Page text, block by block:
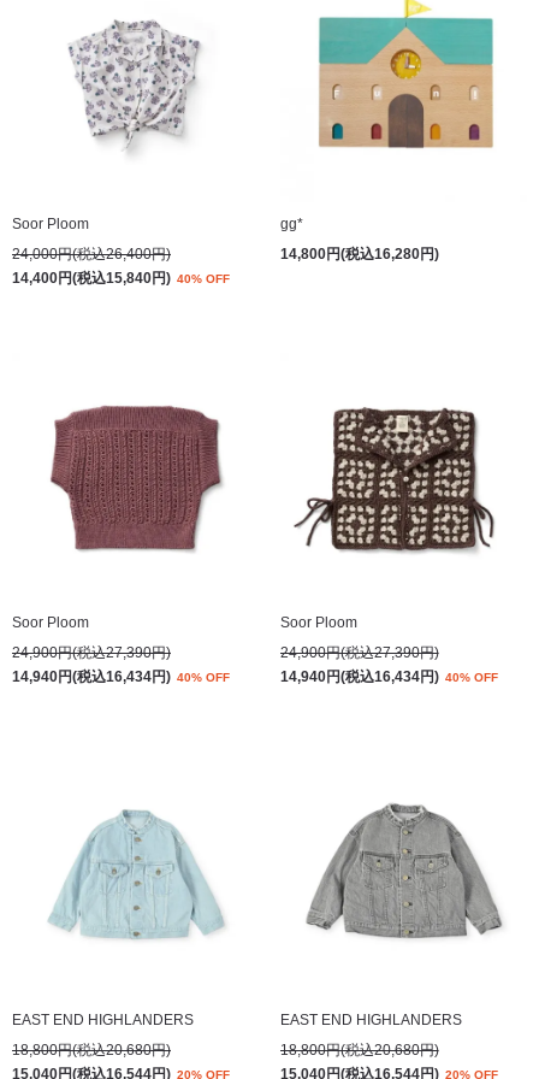
Soor Ploom
24,000円(税込26,400円)
14,400円(税込15,840円) 40% OFF
gg*
14,800円(税込16,280円)
Soor Ploom
24,900円(税込27,390円)
14,940円(税込16,434円) 40% OFF
Soor Ploom
24,900円(税込27,390円)
14,940円(税込16,434円) 40% OFF
EAST END HIGHLANDERS
18,800円(税込20,680円)
15,040円(税込16,544円) 20% OFF
EAST END HIGHLANDERS
18,800円(税込20,680円)
15,040円(税込16,544円) 20% OFF